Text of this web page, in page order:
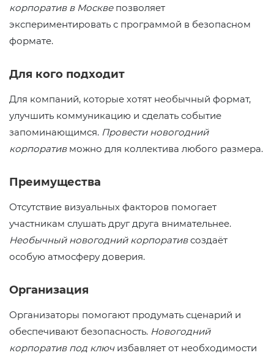
корпоратив в Москвепозволяет
экспериментировать с программой в безопасном
формате.
Для кого подходит
Для компаний, которые хотят необычный формат,
улучшить коммуникацию и сделать событие
запоминающимся. Провести новогодний
корпоративможно для коллектива любого размера.
Преимущества
Отсутствие визуальных факторов помогает
участникам слушать друг друга внимательнее.
Необычный новогодний корпоративсоздаёт
особую атмосферу доверия.
Организация
Организаторы помогают продумать сценарий и
обеспечивают безопасность. Новогодний
корпоратив под ключизбавляет от необходимости